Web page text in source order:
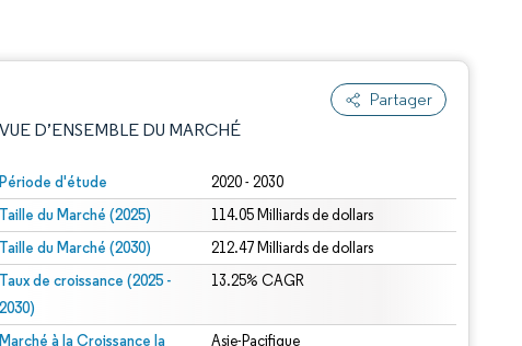
Partager
VUE D’ENSEMBLE DU MARCHÉ
Période d'étude 2020 - 2030
Taille du Marché (2025) 114.05 Milliards de dollars
Taille du Marché (2030) 212.47 Milliards de dollars
Taux de croissance (2025 -
2030)
13.25% CAGR
Marché à la Croissance la
Asie-Pacifique